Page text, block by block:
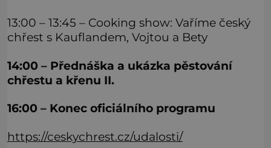
13:00 – 13:45 – Cooking show: Vaříme český
chřest s Kauflandem, Vojtou a Bety
14:00 – Přednáška a ukázka pěstování
chřestu a křenu II.
16:00 – Konec oficiálního programu
https://ceskychrest.cz/udalosti/